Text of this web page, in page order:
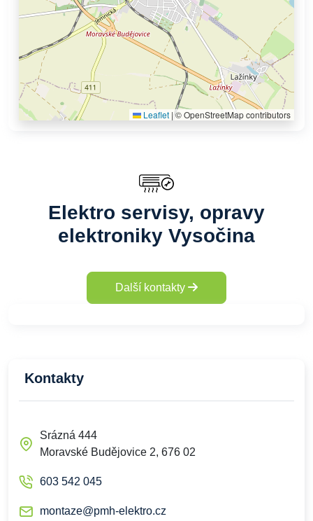
Leaflet |© OpenStreetMap contributors
Elektro servisy, opravy
elektroniky Vysočina
Další kontakty
Kontakty
Srázná 444
Moravské Budějovice 2, 676 02
603 542 045
montaze@pmh-elektro.cz